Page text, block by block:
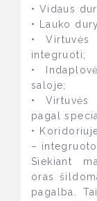
• Vidaus
• Lauko
•
integruoti;
•
saloje;
• Virtuvės
pagal
•
–
Siekiant
oras
pagalba.